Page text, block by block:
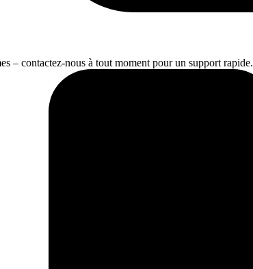
– contactez-nous à tout moment pour un support rapide.